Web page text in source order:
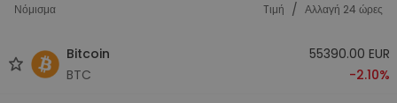
Νόμισμα Tιμή / Αλλαγή 24 ώρες
Bitcoin
BTC
55390.00 EUR
-2.10%